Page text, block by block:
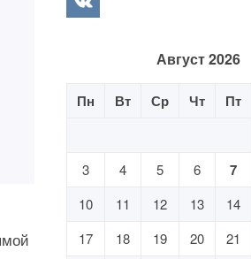
Август 2026
Пн Вт Ср Чт Пт
3
4 5 6 7
10
11 12 13 14
17
18 19 20 21